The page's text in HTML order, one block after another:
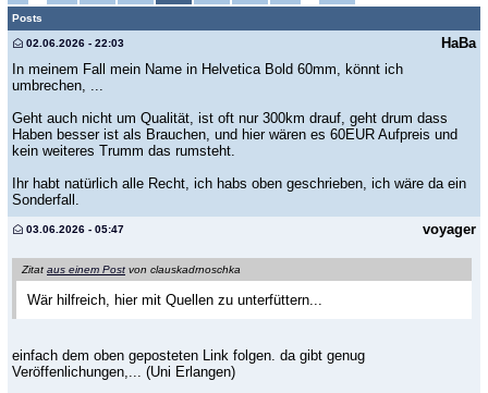
Posts
HaBa
02.06.2026 - 22:03
In meinem Fall mein Name in Helvetica Bold 60mm, könnt ich
umbrechen, ...
Geht auch nicht um Qualität, ist oft nur 300km drauf, geht drum dass
Haben besser ist als Brauchen, und hier wären es 60EUR Aufpreis und
kein weiteres Trumm das rumsteht.
Ihr habt natürlich alle Recht, ich habs oben geschrieben, ich wäre da ein
Sonderfall.
voyager
03.06.2026 - 05:47
Zitat aus einem Post von clauskadrnoschka
Wär hilfreich, hier mit Quellen zu unterfüttern...
einfach dem oben geposteten Link folgen. da gibt genug
Veröffenlichungen,... (Uni Erlangen)